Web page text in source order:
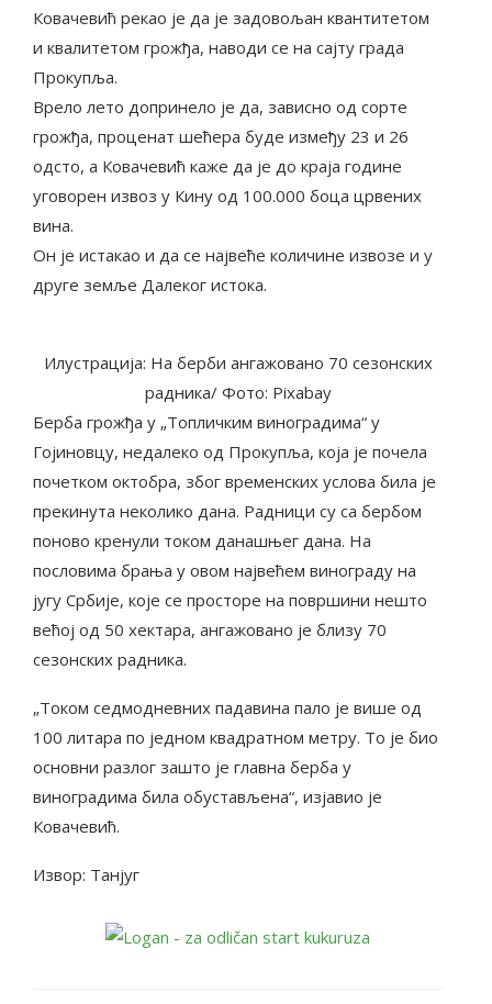
Ковачевић рекао је да је задовољан квантитетом
и квалитетом грожђа, наводи се на сајту града
Прокупља.
Врело лето допринело је да, зависно од сорте
грожђа, проценат шећера буде између 23 и 26
одсто, а Ковачевић каже да је до краја године
уговорен извоз у Кину од 100.000 боца црвених
вина.
Он је истакао и да се највеће количине извозе и у
друге земље Далеког истока.
Илустрација: На берби ангажовано 70 сезонских
радника/ Фото: Pixabay
Берба грожђа у „Топличким виноградима“ у
Гојиновцу, недалеко од Прокупља, која је почела
почетком октобра, због временских услова била је
прекинута неколико дана. Радници су са бербом
поново кренули током данашњег дана. На
пословима брања у овом највећем винограду на
југу Србије, које се просторе на површини нешто
већој од 50 хектара, ангажовано је близу 70
сезонских радника.
„Током седмодневних падавина пало је више од
100 литара по једном квадратном метру. То је био
основни разлог зашто је главна берба у
виноградима била обустављена“, изјавио је
Ковачевић.
Извор: Танјуг